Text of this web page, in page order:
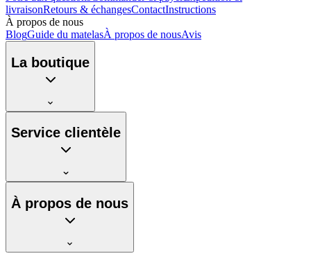
livraisonRetours & échangesContactInstructions
À propos de nous
BlogGuide du matelasÀ propos de nousAvis
La boutique
Service clientèle
À propos de nous